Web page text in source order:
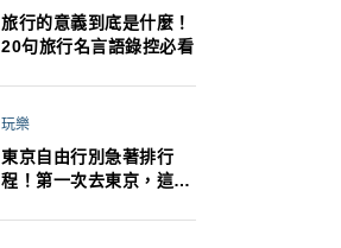
旅行的意義到底是什麼！
20句旅行名言語錄控必看
玩樂
東京自由行別急著排行
程！第一次去東京，這10